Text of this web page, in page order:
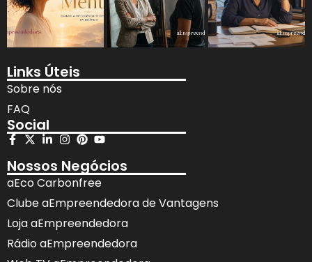
Links Úteis
Sobre nós
FAQ
Social
Nossos Negócios
aEco Carbonfree
Clube aEmpreendedora de Vantagens
Loja aEmpreendedora
Rádio aEmpreendedora